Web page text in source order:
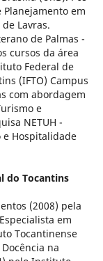
em
Lavras.
de Palmas -
cursos da área
Federal de
(IFTO) Campus
com abordagem
e
NETUH -
e Hospitalidade
do Tocantins
(2008) pela
em
Tocantinense
na